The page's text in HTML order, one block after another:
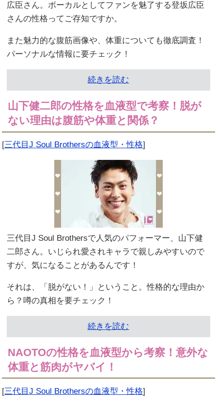
広臣さん。ボーカルとしてファンを魅了する登坂広臣
さんの性格ってご存知ですか。
また魅力的な腹筋画像や、体重についても徹底調査！
パーソナルな情報に要チェック！
続きを読む
山下健二郎の性格を血液型で考察！脱が
ない理由は腹筋や体重と関係？
[三代目J Soul Brothersの血液型・性格]
三代目J Soul Brothersで人気のパフォーマー、山下健
二郎さん。いじられ愛されキャラで親しみやすいので
すが、気になることがあるんです！
それは、「脱がない！」ということ。性格的な理由か
ら？噂の真相を要チェック！
続きを読む
NAOTOの性格を血液型から考察！意外な
体重と筋肉がヤバイ！
[三代目J Soul Brothersの血液型・性格]